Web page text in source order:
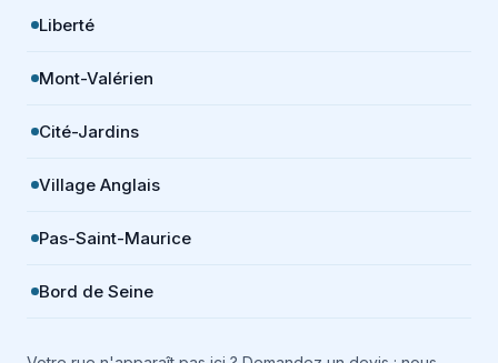
Liberté
Mont-Valérien
Cité-Jardins
Village Anglais
Pas-Saint-Maurice
Bord de Seine